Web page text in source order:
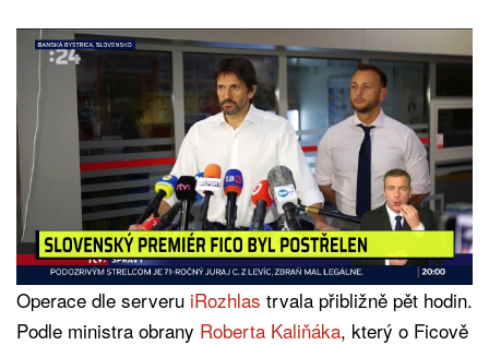
Operace dle serveru iRozhlas trvala přibližně pět hodin.
Podle ministra obrany Roberta Kaliňáka, který o Ficově